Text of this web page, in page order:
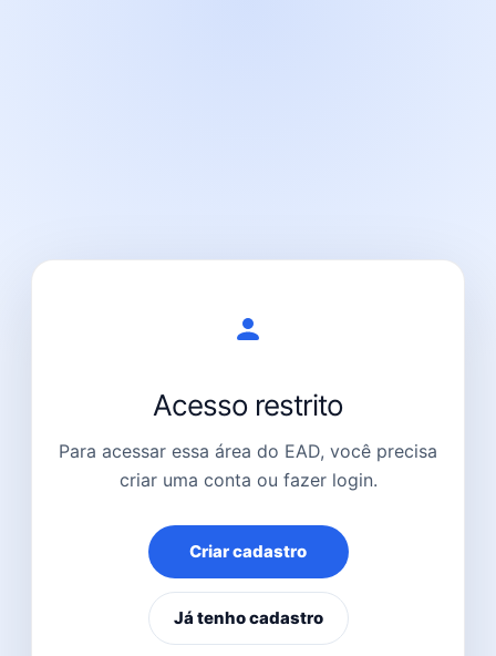
Acesso restrito
Para acessar essa área do EAD, você precisa
criar uma conta ou fazer login.
Criar cadastro
Já tenho cadastro